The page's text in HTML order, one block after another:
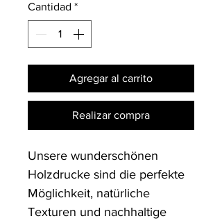
Cantidad *
Agregar al carrito
Realizar compra
Unsere wunderschönen
Holzdrucke sind die perfekte
Möglichkeit, natürliche
Texturen und nachhaltige